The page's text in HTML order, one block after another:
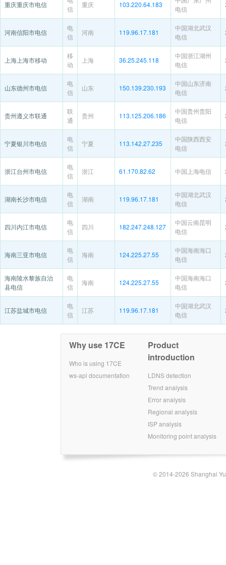
重庆重庆市电信
信
重庆 103.220.64.183
电信
河南信阳市电信
电
信
河南 119.96.17.181
中国湖北武汉
电信
上海上海市移动
移
动
上海 36.25.245.118
中国浙江湖州
电信
山东德州市电信
电
信
山东 150.139.230.193
中国山东济南
电信
贵州遵义市联通
联
通
贵州 113.125.206.186
中国贵州贵阳
电信
宁夏银川市电信
电
信
宁夏 113.142.27.235
中国陕西西安
电信
浙江台州市电信
电
信
浙江 61.170.82.62 中国上海电信
湖南长沙市电信
电
信
湖南 119.96.17.181
中国湖北武汉
电信
四川内江市电信
电
信
四川 182.247.248.127
中国云南昆明
电信
海南三亚市电信
电
信
海南 124.225.27.55
中国海南海口
电信
海南陵水黎族自治
县电信
电
信
海南 124.225.27.55
中国海南海口
电信
江苏盐城市电信
电
信
江苏 119.96.17.181
中国湖北武汉
电信
Why use 17CE
Who is using 17CE
ws-api documentation
Product
introduction
LDNS detection
Trend analysis
Error analysis
Regional analysis
ISP analysis
Monitoring point analysis
© 2014-2026 Shanghai